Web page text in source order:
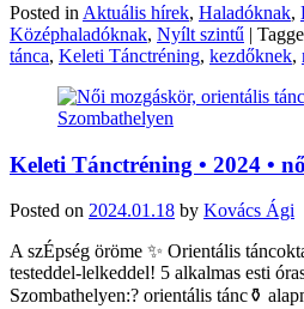
Posted in Aktuális hírek, Haladóknak,
Középhaladóknak, Nyílt szintű |
tánca, Keleti Tánctréning, kezdőknek,
Keleti Tánctréning • 2024 •
Posted on 2024.01.18 by Kovács Ági
A szÉpség öröme ✨ Orientális
testeddel-lelkeddel! 5 alkalmas esti
Szombathelyen:? orientális tánc⚱️